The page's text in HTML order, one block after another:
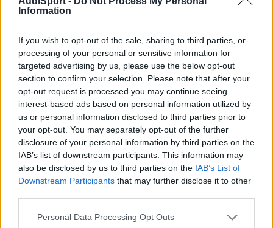
Information
If you wish to opt-out of the sale, sharing to third parties, or
processing of your personal or sensitive information for
targeted advertising by us, please use the below opt-out
section to confirm your selection. Please note that after your
opt-out request is processed you may continue seeing
interest-based ads based on personal information utilized by
us or personal information disclosed to third parties prior to
your opt-out. You may separately opt-out of the further
disclosure of your personal information by third parties on the
IAB’s list of downstream participants. This information may
also be disclosed by us to third parties on the IAB’s List of
Downstream Participants that may further disclose it to other
Personal Data Processing Opt Outs
conforman con dar rápidamente las posiciones provisionales y
las definitivas. Me da la impresión que este año está siendo poco
en la sopa).
Saludos.
Responder
Xingular
Publicado6 de Junio del 2004
Juanjo dijo: